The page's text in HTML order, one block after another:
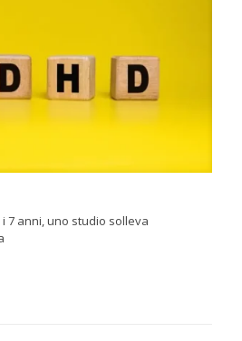
i 7 anni, uno studio solleva